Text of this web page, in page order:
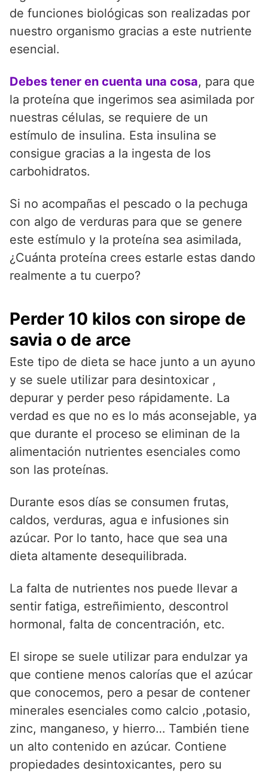
de funciones biológicas son realizadas por
nuestro organismo gracias a este nutriente
esencial.
Debes tener en cuenta una cosa, para que
la proteína que ingerimos sea asimilada por
nuestras células, se requiere de un
estímulo de insulina. Esta insulina se
consigue gracias a la ingesta de los
carbohidratos.
Si no acompañas el pescado o la pechuga
con algo de verduras para que se genere
este estímulo y la proteína sea asimilada,
¿Cuánta proteína crees estarle estas dando
realmente a tu cuerpo?
Perder 10 kilos con sirope de
savia o de arce
Este tipo de dieta se hace junto a un ayuno
y se suele utilizar para desintoxicar ,
depurar y perder peso rápidamente. La
verdad es que no es lo más aconsejable, ya
que durante el proceso se eliminan de la
alimentación nutrientes esenciales como
son las proteínas.
Durante esos días se consumen frutas,
caldos, verduras, agua e infusiones sin
azúcar. Por lo tanto, hace que sea una
dieta altamente desequilibrada.
La falta de nutrientes nos puede llevar a
sentir fatiga, estreñimiento, descontrol
hormonal, falta de concentración, etc.
El sirope se suele utilizar para endulzar ya
que contiene menos calorías que el azúcar
que conocemos, pero a pesar de contener
minerales esenciales como calcio ,potasio,
zinc, manganeso, y hierro… También tiene
un alto contenido en azúcar. Contiene
propiedades desintoxicantes, pero su